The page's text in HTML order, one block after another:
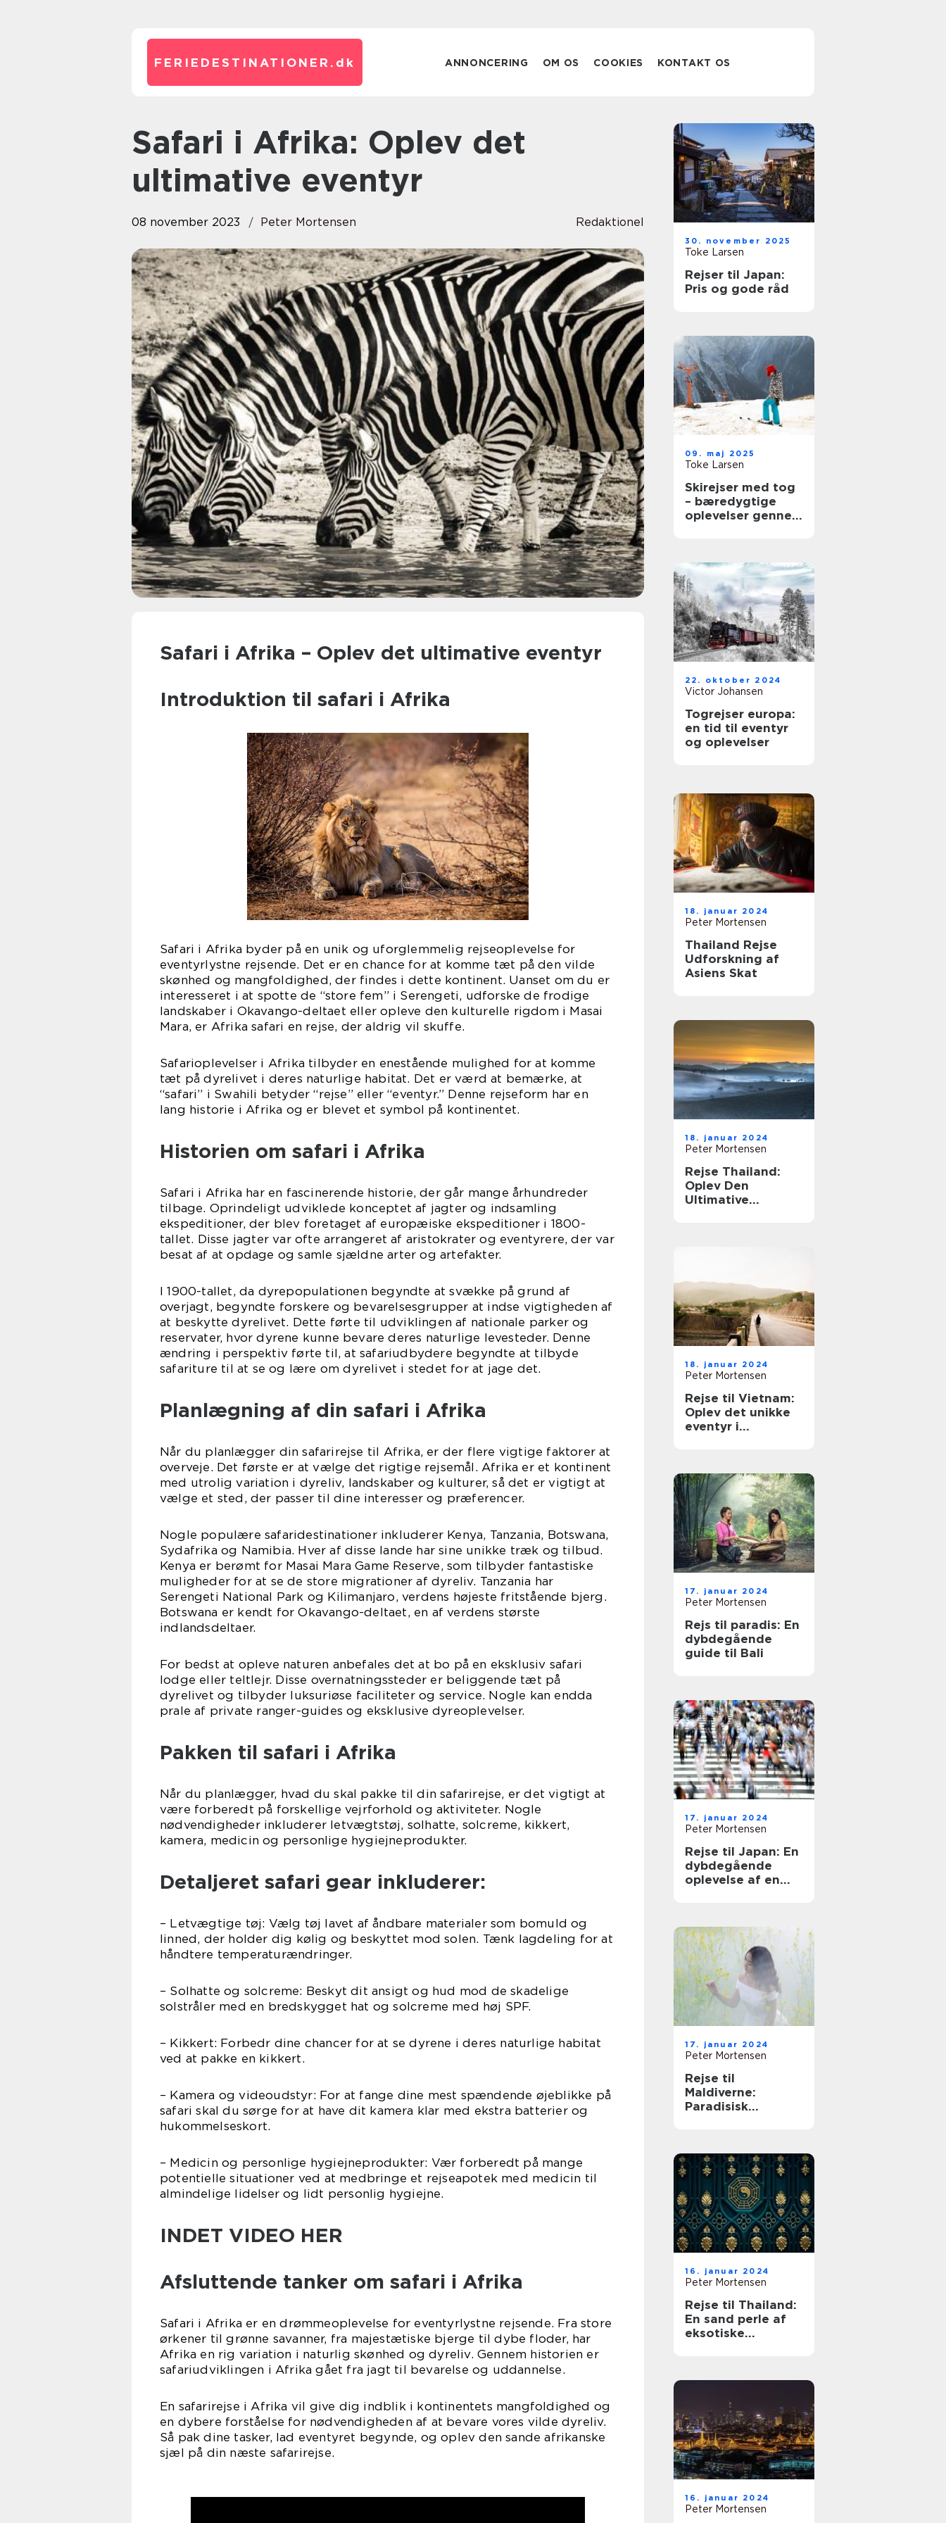
FERIEDESTINATIONER. dk ANNONCERING OM OS COOKIES KONTAKT OS
Safari i Afrika: Oplev det
ultimative eventyr
08 november 2023 Peter Mortensen Redaktionel
Safari i Afrika – Oplev det ultimative eventyr
Introduktion til safari i Afrika
Safari i Afrika byder på en unik og uforglemmelig rejseoplevelse for
eventyrlystne rejsende. Det er en chance for at komme tæt på den vilde
skønhed og mangfoldighed, der findes i dette kontinent. Uanset om du er
interesseret i at spotte de “store fem” i Serengeti, udforske de frodige
landskaber i Okavango-deltaet eller opleve den kulturelle rigdom i Masai
Mara, er Afrika safari en rejse, der aldrig vil skuffe.
Safarioplevelser i Afrika tilbyder en enestående mulighed for at komme
tæt på dyrelivet i deres naturlige habitat. Det er værd at bemærke, at
“safari” i Swahili betyder “rejse” eller “eventyr.” Denne rejseform har en
lang historie i Afrika og er blevet et symbol på kontinentet.
Historien om safari i Afrika
Safari i Afrika har en fascinerende historie, der går mange århundreder
tilbage. Oprindeligt udviklede konceptet af jagter og indsamling
ekspeditioner, der blev foretaget af europæiske ekspeditioner i 1800-
tallet. Disse jagter var ofte arrangeret af aristokrater og eventyrere, der var
besat af at opdage og samle sjældne arter og artefakter.
I 1900-tallet, da dyrepopulationen begyndte at svække på grund af
overjagt, begyndte forskere og bevarelsesgrupper at indse vigtigheden af
at beskytte dyrelivet. Dette førte til udviklingen af nationale parker og
reservater, hvor dyrene kunne bevare deres naturlige levesteder. Denne
ændring i perspektiv førte til, at safariudbydere begyndte at tilbyde
safariture til at se og lære om dyrelivet i stedet for at jage det.
Planlægning af din safari i Afrika
Når du planlægger din safarirejse til Afrika, er der flere vigtige faktorer at
overveje. Det første er at vælge det rigtige rejsemål. Afrika er et kontinent
med utrolig variation i dyreliv, landskaber og kulturer, så det er vigtigt at
vælge et sted, der passer til dine interesser og præferencer.
Nogle populære safaridestinationer inkluderer Kenya, Tanzania, Botswana,
Sydafrika og Namibia. Hver af disse lande har sine unikke træk og tilbud.
Kenya er berømt for Masai Mara Game Reserve, som tilbyder fantastiske
muligheder for at se de store migrationer af dyreliv. Tanzania har
Serengeti National Park og Kilimanjaro, verdens højeste fritstående bjerg.
Botswana er kendt for Okavango-deltaet, en af verdens største
indlandsdeltaer.
For bedst at opleve naturen anbefales det at bo på en eksklusiv safari
lodge eller teltlejr. Disse overnatningssteder er beliggende tæt på
dyrelivet og tilbyder luksuriøse faciliteter og service. Nogle kan endda
prale af private ranger-guides og eksklusive dyreoplevelser.
Pakken til safari i Afrika
Når du planlægger, hvad du skal pakke til din safarirejse, er det vigtigt at
være forberedt på forskellige vejrforhold og aktiviteter. Nogle
nødvendigheder inkluderer letvægtstøj, solhatte, solcreme, kikkert,
kamera, medicin og personlige hygiejneprodukter.
Detaljeret safari gear inkluderer:
– Letvægtige tøj: Vælg tøj lavet af åndbare materialer som bomuld og
linned, der holder dig kølig og beskyttet mod solen. Tænk lagdeling for at
håndtere temperaturændringer.
– Solhatte og solcreme: Beskyt dit ansigt og hud mod de skadelige
solstråler med en bredskygget hat og solcreme med høj SPF.
– Kikkert: Forbedr dine chancer for at se dyrene i deres naturlige habitat
ved at pakke en kikkert.
– Kamera og videoudstyr: For at fange dine mest spændende øjeblikke på
safari skal du sørge for at have dit kamera klar med ekstra batterier og
hukommelseskort.
– Medicin og personlige hygiejneprodukter: Vær forberedt på mange
potentielle situationer ved at medbringe et rejseapotek med medicin til
almindelige lidelser og lidt personlig hygiejne.
INDET VIDEO HER
Afsluttende tanker om safari i Afrika
Safari i Afrika er en drømmeoplevelse for eventyrlystne rejsende. Fra store
ørkener til grønne savanner, fra majestætiske bjerge til dybe floder, har
Afrika en rig variation i naturlig skønhed og dyreliv. Gennem historien er
safariudviklingen i Afrika gået fra jagt til bevarelse og uddannelse.
En safarirejse i Afrika vil give dig indblik i kontinentets mangfoldighed og
en dybere forståelse for nødvendigheden af at bevare vores vilde dyreliv.
Så pak dine tasker, lad eventyret begynde, og oplev den sande afrikanske
sjæl på din næste safarirejse.
30. november 2025
Toke Larsen
Rejser til Japan:
Pris og gode råd
09. maj 2025
Toke Larsen
Skirejser med tog
– bæredygtige
oplevelser gennem
22. oktober 2024
Victor Johansen
Togrejser europa:
en tid til eventyr
og oplevelser
18. januar 2024
Peter Mortensen
Thailand Rejse
Udforskning af
Asiens Skat
18. januar 2024
Peter Mortensen
Rejse Thailand:
Oplev Den
Ultimative
18. januar 2024
Peter Mortensen
Rejse til Vietnam:
Oplev det unikke
eventyr i
17. januar 2024
Peter Mortensen
Rejs til paradis: En
dybdegående
guide til Bali
17. januar 2024
Peter Mortensen
Rejse til Japan: En
dybdegående
oplevelse af en
17. januar 2024
Peter Mortensen
Rejse til
Maldiverne:
Paradisisk
16. januar 2024
Peter Mortensen
Rejse til Thailand:
En sand perle af
eksotiske
16. januar 2024
Peter Mortensen